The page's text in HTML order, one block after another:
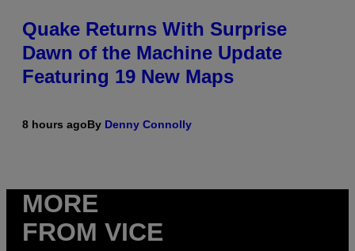
Quake Returns With Surprise
Dawn of the Machine Update
Featuring 19 New Maps
8 hours agoBy Denny Connolly
MORE
FROM VICE